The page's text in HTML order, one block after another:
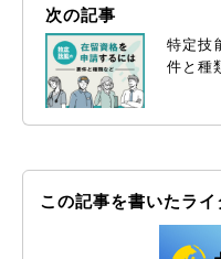
次の記事
特定技
件と種
この記事を書いたライ